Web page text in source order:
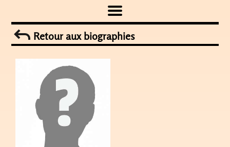
to
contentRetour aux biographies